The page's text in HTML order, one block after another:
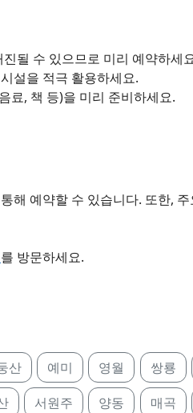
될 수 있으므로 미리 예약하세
설을 적극 활용하세요.
료, 책 등)을 미리 준비하세요.
해 예약할 수 있습니다. 또한,
를 방문하세요.
산 예미 영월 쌍룡
서원주 양동 매곡